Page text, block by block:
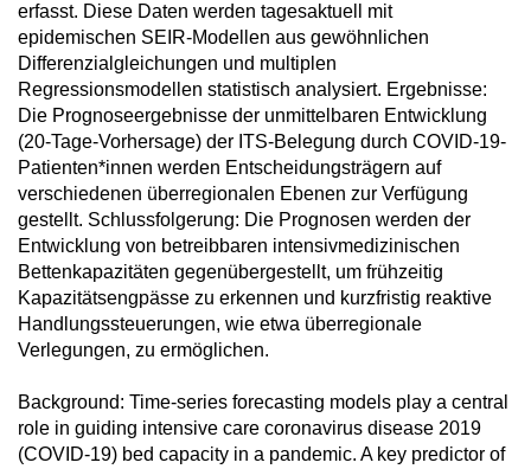
erfasst. Diese Daten werden tagesaktuell mit
epidemischen SEIR-Modellen aus gewöhnlichen
Differenzialgleichungen und multiplen
Regressionsmodellen statistisch analysiert. Ergebnisse:
Die Prognoseergebnisse der unmittelbaren Entwicklung
(20-Tage-Vorhersage) der ITS-Belegung durch COVID-19-
Patienten*innen werden Entscheidungsträgern auf
verschiedenen überregionalen Ebenen zur Verfügung
gestellt. Schlussfolgerung: Die Prognosen werden der
Entwicklung von betreibbaren intensivmedizinischen
Bettenkapazitäten gegenübergestellt, um frühzeitig
Kapazitätsengpässe zu erkennen und kurzfristig reaktive
Handlungssteuerungen, wie etwa überregionale
Verlegungen, zu ermöglichen.
Background: Time-series forecasting models play a central
role in guiding intensive care coronavirus disease 2019
(COVID-19) bed capacity in a pandemic. A key predictor of